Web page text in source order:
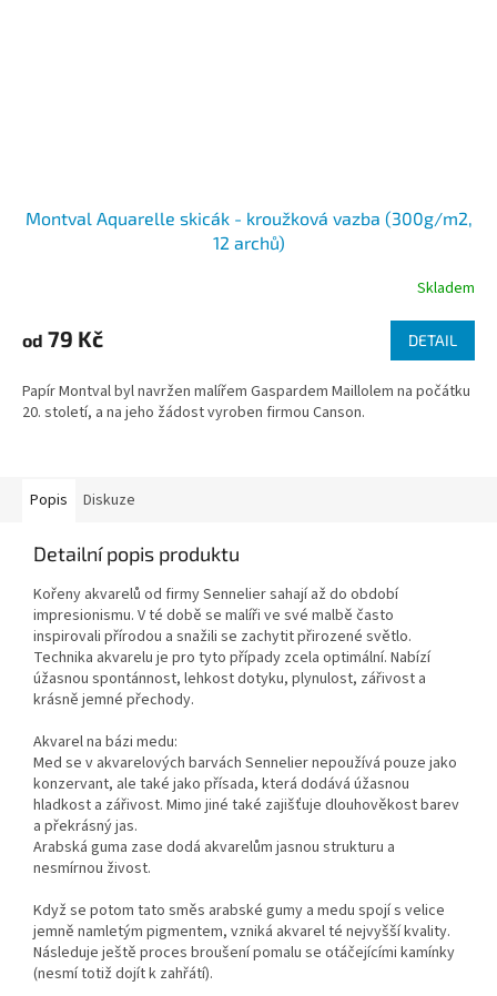
Montval Aquarelle skicák - kroužková vazba (300g/m2,
12 archů)
Skladem
od 79 Kč DETAIL
Papír Montval byl navržen malířem Gaspardem Maillolem na počátku
20. století, a na jeho žádost vyroben firmou Canson.
Popis Diskuze
Detailní popis produktu
Kořeny akvarelů od firmy Sennelier sahají až do období
impresionismu. V té době se malíři ve své malbě často
inspirovali přírodou a snažili se zachytit přirozené světlo.
Technika akvarelu je pro tyto případy zcela optimální. Nabízí
úžasnou spontánnost, lehkost dotyku, plynulost, zářivost a
krásně jemné přechody.
Akvarel na bázi medu:
Med se v akvarelových barvách Sennelier nepoužívá pouze jako
konzervant, ale také jako přísada, která dodává úžasnou
hladkost a zářivost. Mimo jiné také zajišťuje dlouhověkost barev
a překrásný jas.
Arabská guma zase dodá akvarelům jasnou strukturu a
nesmírnou živost.
Když se potom tato směs arabské gumy a medu spojí s velice
jemně namletým pigmentem, vzniká akvarel té nejvyšší kvality.
Následuje ještě proces broušení pomalu se otáčejícími kamínky
(nesmí totiž dojít k zahřátí).